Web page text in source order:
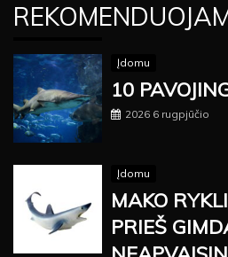
Įdomu
10
2026 6 rugpjūčio
Įdomu
MAKO
PRIEŠ